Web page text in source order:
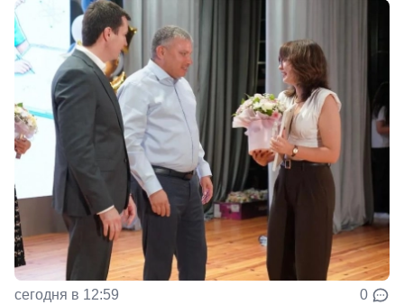
сегодня в 12:59 0